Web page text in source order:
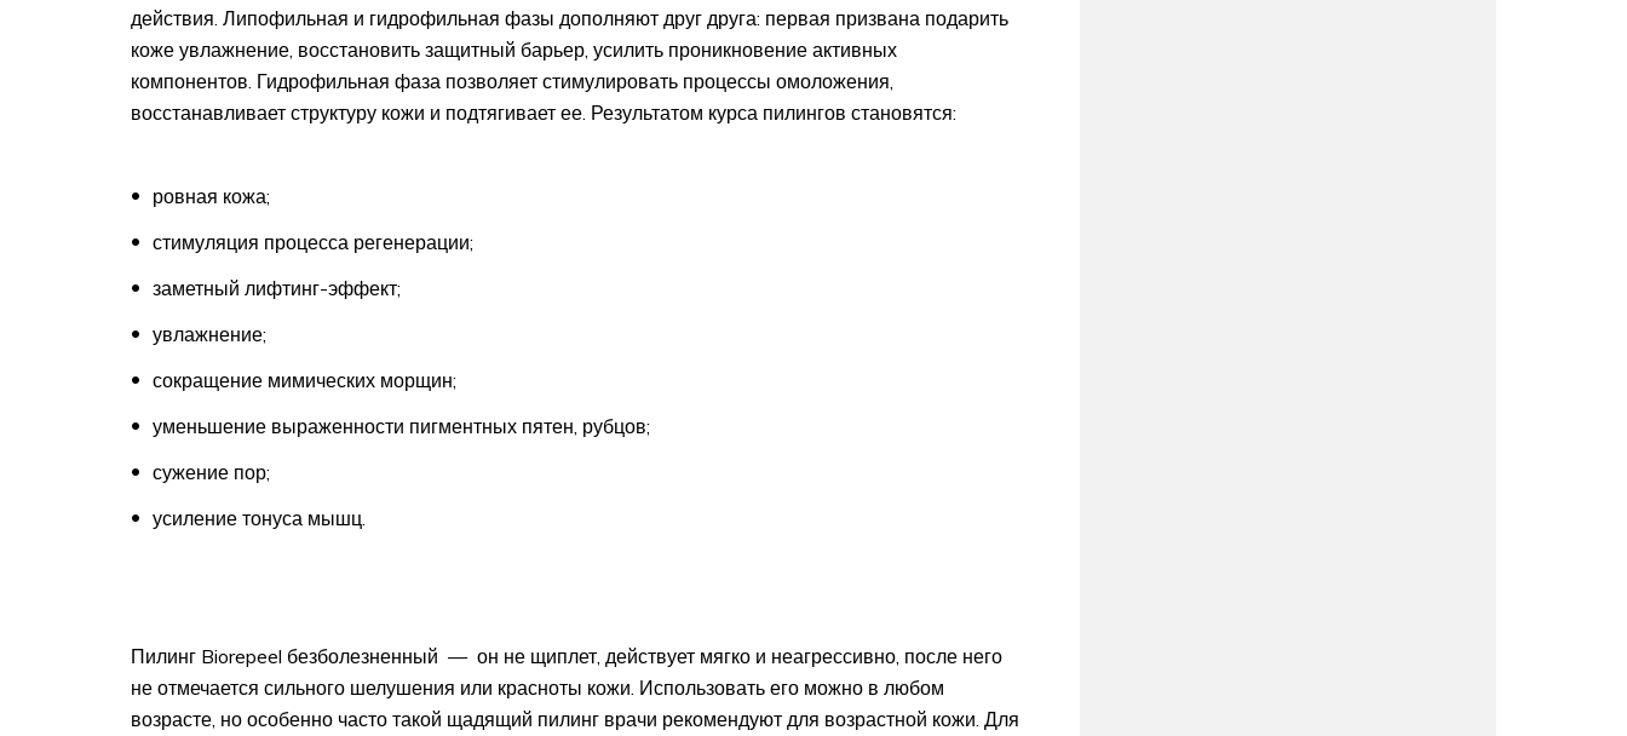
действия. Липофильная и гидрофильная фазы дополняют друг друга: первая призвана подарить
коже увлажнение, восстановить защитный барьер, усилить проникновение активных
компонентов. Гидрофильная фаза позволяет стимулировать процессы омоложения,
восстанавливает структуру кожи и подтягивает ее. Результатом курса пилингов становятся:
ровная кожа;
стимуляция процесса регенерации;
заметный лифтинг-эффект;
увлажнение;
сокращение мимических морщин;
уменьшение выраженности пигментных пятен, рубцов;
сужение пор;
усиление тонуса мышц.
Пилинг Biorepeel безболезненный — он не щиплет, действует мягко и неагрессивно, после него
не отмечается сильного шелушения или красноты кожи. Использовать его можно в любом
возрасте, но особенно часто такой щадящий пилинг врачи рекомендуют для возрастной кожи. Для